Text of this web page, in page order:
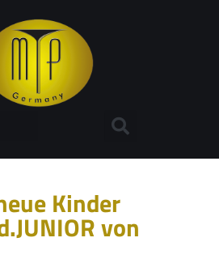
Kinder
von